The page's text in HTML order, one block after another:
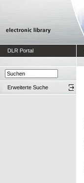
DLR Portal
Erweiterte Suche